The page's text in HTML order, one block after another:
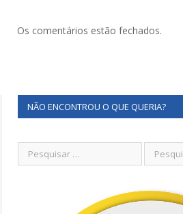
Os comentários estão fechados.
NÃO ENCONTROU O QUE QUERIA?